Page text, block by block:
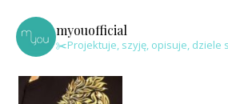
myouofficial
✂️Projektuje, szyję, opisuje, dziele